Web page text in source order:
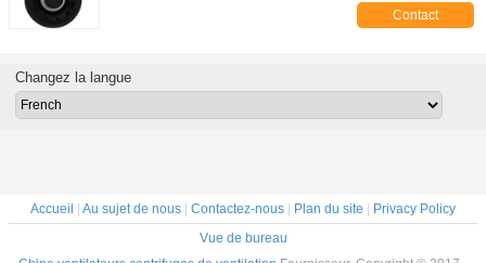
Contact
Changez la langue
Accueil Au sujet de nous Contactez-nous Plan du site
Privacy Policy
Vue de bureau